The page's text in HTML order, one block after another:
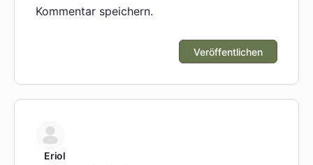
Kommentar speichern.
Eriol